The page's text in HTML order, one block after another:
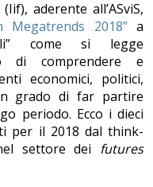
aderente all’ASviS,
Megatrends 2018”a
come si legge
di comprendere e
economici, politici,
grado di far partire
periodo. Ecco i dieci
per il 2018 dal think-
settore dei futures